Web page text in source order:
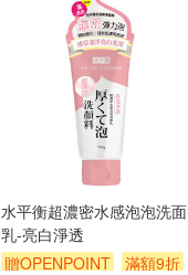
水平衡超濃密水感泡泡洗面
乳-亮白淨透
贈OPENPOINT
滿額9折